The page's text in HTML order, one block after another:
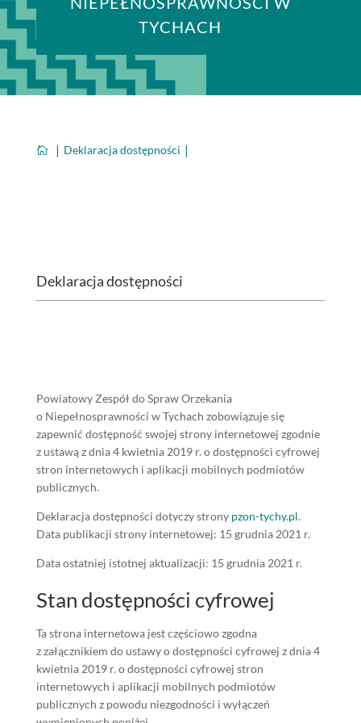
TYCHACH
 Deklaracja dostępności
Deklaracja dostępności
Powiatowy Zespół do Spraw Orzekania
o Niepełnosprawności w Tychach zobowiązuje się
zapewnić dostępność swojej strony internetowej zgodnie
z ustawą z dnia 4 kwietnia 2019 r. o dostępności cyfrowej
stron internetowych i aplikacji mobilnych podmiotów
publicznych.
Deklaracja dostępności dotyczy strony pzon-tychy.pl.
Data publikacji strony internetowej: 15 grudnia 2021 r.
Data ostatniej istotnej aktualizacji: 15 grudnia 2021 r.
Stan dostępności cyfrowej
Ta strona internetowa jest częściowo zgodna
z załącznikiem do ustawy o dostępności cyfrowej z dnia 4
kwietnia 2019 r. o dostępności cyfrowej stron
internetowych i aplikacji mobilnych podmiotów
publicznych z powodu niezgodności i wyłączeń